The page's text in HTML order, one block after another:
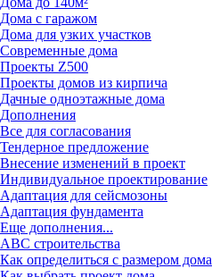
Дома с гаражом
Дома для узких участков
Современные дома
Проекты Z500
Проекты домов из кирпича
Дачные одноэтажные дома
Дополнения
Все для согласования
Тендерное предложение
Внесение изменений в проект
Индивидуальное проектирование
Адаптация для сейсмозоны
Адаптация фундамента
Еще дополнения...
ABC строительства
Как определиться с размером дома